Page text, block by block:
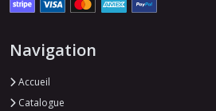
Navigation
Accueil
Catalogue